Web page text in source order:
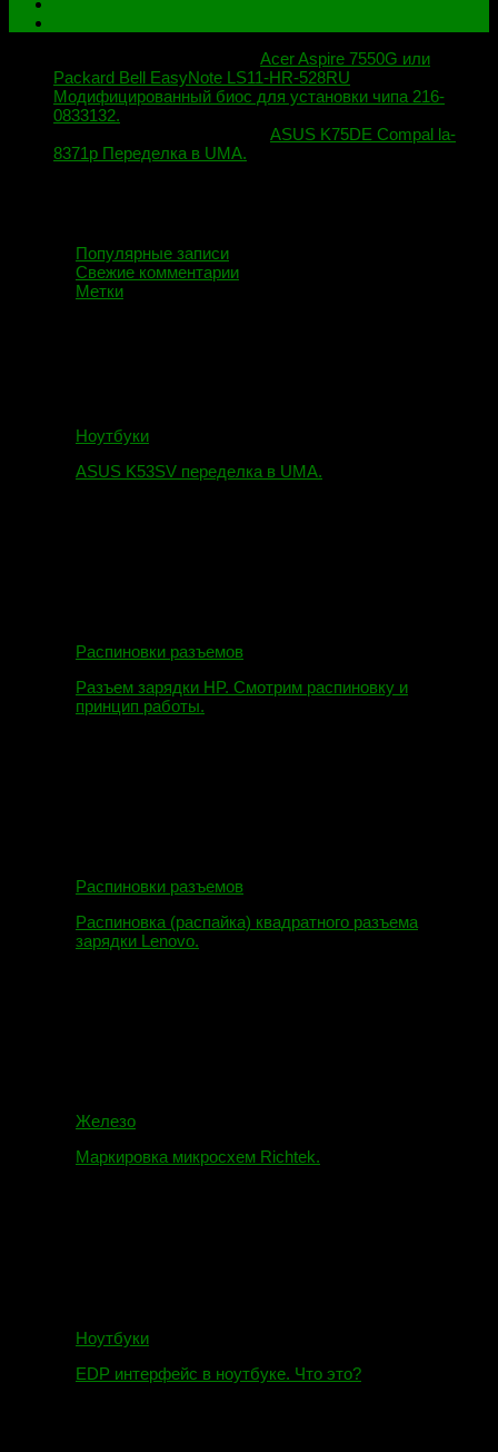
Acer Aspire 7550G или
Packard Bell EasyNote LS11-HR-528RU
Модифицированный биос для установки чипа 216-
0833132.
ASUS K75DE Compal la-
8371p Переделка в UMA.
Популярные записи
Свежие комментарии
Метки
Ноутбуки
ASUS K53SV переделка в UMA.
Распиновки разъемов
Разъем зарядки HP. Смотрим распиновку и
принцип работы.
Распиновки разъемов
Распиновка (распайка) квадратного разъема
зарядки Lenovo.
Железо
Маркировка микросхем Richtek.
Ноутбуки
EDP интерфейс в ноутбуке. Что это?